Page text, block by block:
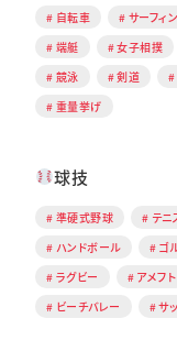
自転車
サーフィン
端艇
女子相撲
競泳
剣道
重量挙げ
球技
準硬式野球 テニ
ハンドボール
ゴ
ラグビー
アメフト
ビーチバレー
サ